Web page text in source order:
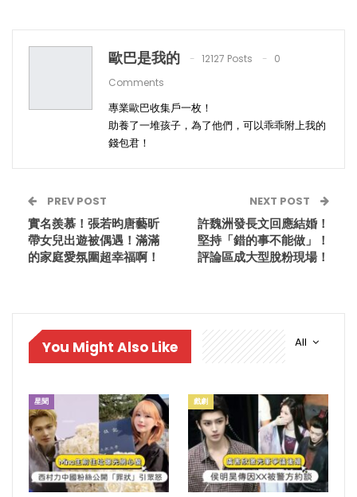
歐巴是我的 12127 Posts
0
Comments
專業歐巴收集戶一枚！
助養了一堆孩子，為了他們，可以乖乖附上我的
錢包君！
PREV POST
實名羨慕！張若昀唐藝昕
帶女兒出遊被偶遇！滿滿
的家庭愛氛圍超幸福啊！
NEXT POST
許魏洲發長文回應結婚！
堅持「錯的事不能做」！
評論區成大型脫粉現場！
All
You Might Also Like
星聞 戲劇